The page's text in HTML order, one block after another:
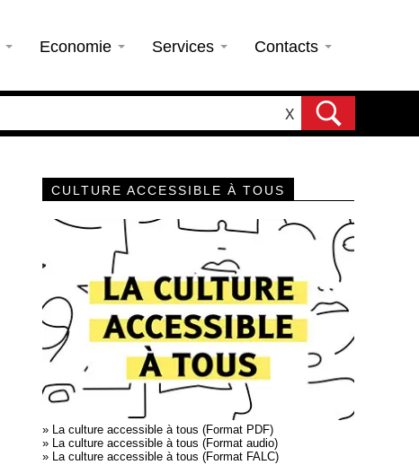
Economie Services Contacts
X
CULTURE ACCESSIBLE À TOUS
» La culture accessible à tous (Format PDF)
» La culture accessible à tous (Format audio)
» La culture accessible à tous (Format FALC)